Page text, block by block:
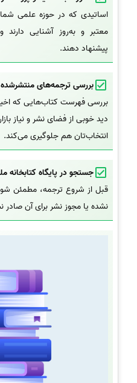
اساتیدی که در حوزه علمی شما
معتبر و به‌روز آشنایی دارند
پیشنهاد دهند.
بررسی ترجمه‌های منتشرشده
بررسی فهرست کتاب‌هایی که
دید خوبی از فضای نشر و نیاز
انتخاب‌تان هم جلوگیری می‌کند.
جستجو در پایگاه کتابخانه
قبل از شروع ترجمه، مطمئن
نشده یا مجوز نشر برای آن